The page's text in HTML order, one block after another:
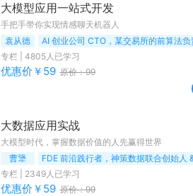
大模型应用一站式开发
手把手带你实现情感聊天机器人
袁从德
AI 创业公司 CTO，某交易所的前算法负
专栏
4805人已学习
优惠价￥ 59 原价：99
大数据应用实战
大模型时代，掌握数据价值的人先赢得世界
曹犟
FDE 前沿践行者，神策数据联合创始人
专栏
2349人已学习
优惠价￥ 59 原价：99